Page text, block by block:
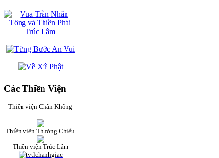
Các Thiền Viện
Thiền viện Chân Không
Thiền viện Thường Chiếu
Thiền viện Trúc Lâm